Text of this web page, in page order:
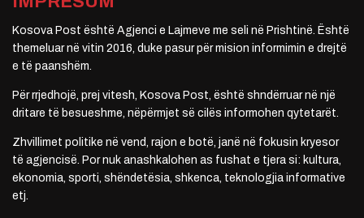
Kosova Post është Agjenci e Lajmeve me seli në Prishtinë. Është
themeluar në vitin 2016, duke pasur për mision informimin e drejtë
e të paanshëm.
Për rrjedhojë, prej vitesh, Kosova Post, është shndërruar në një
dritare të besueshme, nëpërmjet së cilës informohen qytetarët.
Zhvillimet politike në vend, rajon e botë, janë në fokusin kryesor
të agjencisë. Por nuk anashkalohen as fushat e tjera si: kultura,
ekonomia, sporti, shëndetësia, shkenca, teknologjia informative
etj.